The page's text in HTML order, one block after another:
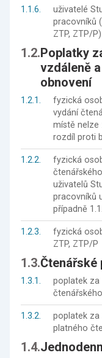
1.1.6.
uživatelé
pracovníků
ZTP, ZTP/P)
1.2.Poplatky
vzdáleně
obnovení
1.2.1.
fyzická
vydání
místě nelze
rozdíl proti
1.2.2.
fyzická
uživatelů
pracovníků
případně
1.2.3.
fyzická
ZTP, ZTP/P
1.3.Čtenářské
1.3.1.
poplatek za
1.3.2.
poplatek za
platného
1.4.